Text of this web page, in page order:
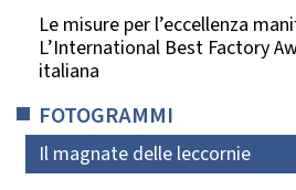
Le misure per l’eccellenza
L’International Best Factory
italiana
FOTOGRAMMI
Il magnate delle leccornie